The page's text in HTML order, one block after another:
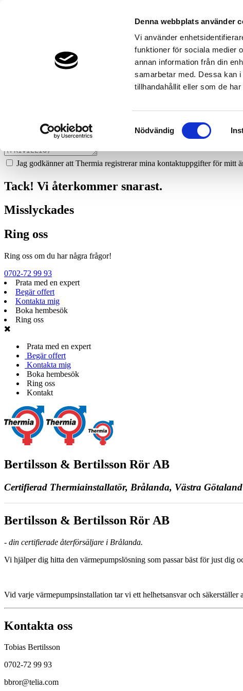
Denna webbplats använder
Vi använder
funktioner för sociala medier
annan information från din
samarbetar med. Dessa kan
tillhandahållit eller som de
Samtyckesval
Nödvändig
Vi ger dig gärna goda råd - helt kostnadsfritt.
Vi hjälper dig att räkna ut mycket du kan spara med en värmepump!
Jag godkänner att Thermia registrerar mina kontaktuppgifter för mitt
Tack! Vi återkommer snarast.
Misslyckades
Ring oss
Ring oss om du har några frågor!
0702-72 99 93
Prata med en expert
Begär offert
Kontakta mig
Boka hembesök
Ring oss
Prata med en expert
Begär offert
Kontakta mig
Boka hembesök
Ring oss
Kontakt
Bertilsson & Bertilsson Rör AB
Certifierad Thermiainstallatör, Brålanda, Västra Götaland
Bertilsson & Bertilsson Rör AB
- din certifierade återförsäljare i Brålanda.
Vi hjälper dig hitta den värmepumpslösning som passar bäst för just dig
Vid varje värmepumpsinstallation tar vi ett helhetsansvar och
Kontakta oss
Tobias Bertilsson
0702-72 99 93
bbror@telia.com